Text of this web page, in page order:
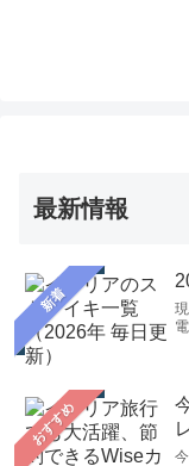
最新情報
新着
おすすめ